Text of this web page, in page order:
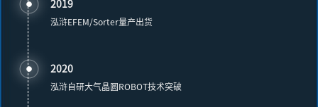
2019
泓浒EFEM/Sorter量产出货
2020
泓浒自研大气晶圆ROBOT技术突破